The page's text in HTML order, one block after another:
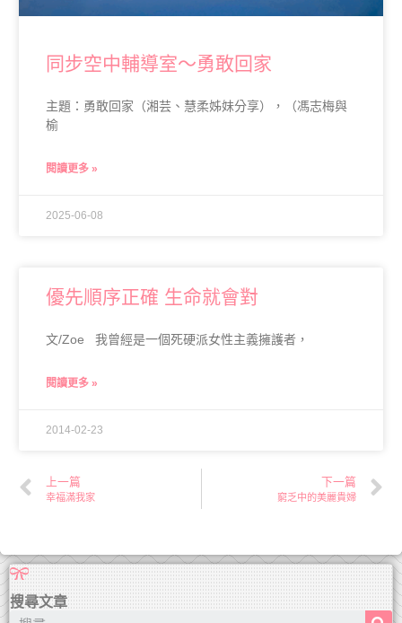
同步空中輔導室～勇敢回家
主題：勇敢回家（湘芸、慧柔姊妹分享），（馮志梅與
榆
閱讀更多 »
2025-06-08
優先順序正確 生命就會對
文/Zoe 我曾經是一個死硬派女性主義擁護者，
閱讀更多 »
2014-02-23
上一篇
幸福滿我家
下一篇
窮乏中的美麗貴婦
搜尋文章